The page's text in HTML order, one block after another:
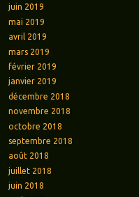
juin 2019
mai 2019
avril 2019
mars 2019
février 2019
janvier 2019
décembre 2018
novembre 2018
octobre 2018
septembre 2018
août 2018
juillet 2018
juin 2018